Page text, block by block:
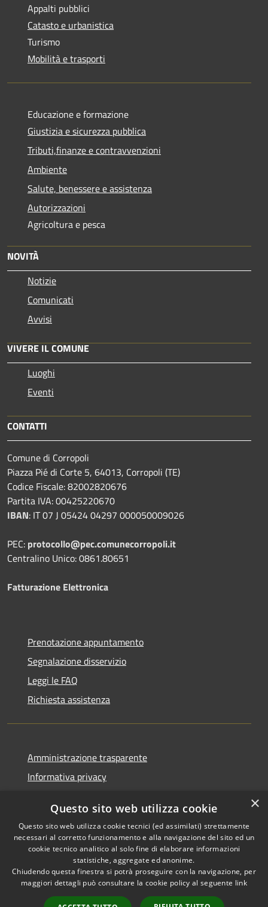
Appalti pubblici
Catasto e urbanistica
Turismo
Mobilità e trasporti
Educazione e formazione
Giustizia e sicurezza pubblica
Tributi,finanze e contravvenzioni
Ambiente
Salute, benessere e assistenza
Autorizzazioni
Agricoltura e pesca
NOVITÀ
Notizie
Comunicati
Avvisi
VIVERE IL COMUNE
Luoghi
Eventi
CONTATTI
Comune di Corropoli
Piazza Pié di Corte 5, 64013, Corropoli (TE)
Codice Fiscale: 82002820676
Partita IVA: 00425220670
IBAN: IT 07 J 05424 04297 000050009026
PEC: protocollo@pec.comunecorropoli.it
Centralino Unico: 0861.80651
Fatturazione Elettronica
Prenotazione appuntamento
Segnalazione disservizio
Leggi le FAQ
Richiesta assistenza
Amministrazione trasparente
Informativa privacy
Dichiarazione di accessibilità
RSS
Accessibilità
Copyright © 2026 • Comune di
Corropoli • Powered by
Municipium• Accesso
×
Questo sito web utilizza cookie
Questo sito web utilizza cookie tecnici (ed assimilati) strettamente
necessari al corretto funzionamento e alla navigazione del sito ed un
cookie tecnico analitico al solo fine di elaborare informazioni
statistiche, aggregate ed anonime.
Chiudendo questa finestra si potrà proseguire con la navigazione, per
maggiori dettagli può consultare la cookie policy al seguente link